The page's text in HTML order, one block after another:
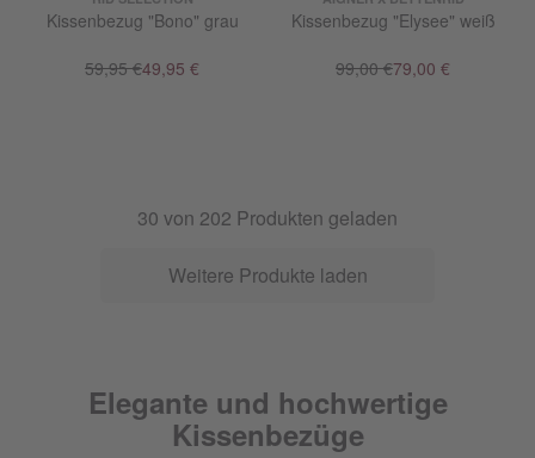
Kissenbezug "Bono" grau
59,95 €49,95 €
Kissenbezug "Elysee" weiß
99,00 €79,00 €
30 von 202 Produkten geladen
Weitere Produkte laden
Elegante und hochwertige
Kissenbezüge